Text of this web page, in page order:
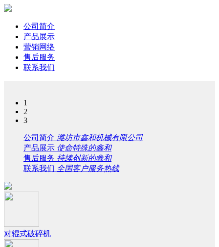
公司简介
产品展示
营销网络
售后服务
联系我们
1
2
3
公司简介 潍坊市鑫和机械有限公司
产品展示 使命特殊的鑫和
售后服务 持续创新的鑫和
联系我们 全国客户服务热线
对辊式破碎机